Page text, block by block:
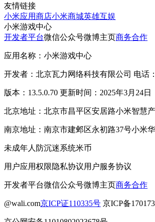
友情链接
小米应用商店小米商城英雄互娱
小米游戏中心
开发者平台微信公众号微博主页商务合作
应用名称：小米游戏中心
开发者：北京瓦力网络科技有限公司 电话
版本：13.5.0.70 更新时间：2025年3月24日
北京地址：北京市昌平区安居路小米智慧
南京地址：南京市建邺区永初路37号小米
未成年人防沉迷系统米币
用户应用权限隐私协议用户服务协议
开发者平台微信公众号微博主页商务合作
@wali.com京ICP证110335号 京ICP备